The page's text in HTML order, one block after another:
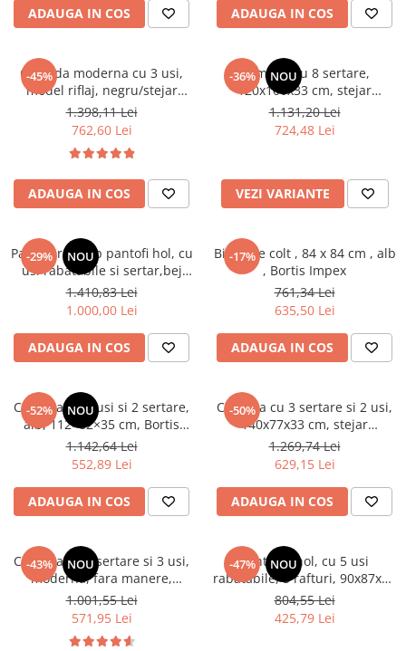
Set mobilier Living
Tabureti
Seturi dormitoare complete
pentru pat
ADAUGA IN COS ADAUGA IN COS
-45%
Comoda moderna cu 3 usi,
model riflaj, negru/stejar
artisan, 120x88x44 cm, Bortis
impex
1.398,11 Lei
762,60 Lei
ADAUGA IN COS
-36% NOU
Comoda cu 8 sertare,
120x100x33 cm, stejar
sonoma/alb, pentru hol,
living, dormitor, birou, Bortis
Impex
1.131,20 Lei
724,48 Lei
VEZI VARIANTE
-29% NOU
Pantofar/dulap pantofi hol, cu
usi rabatabile si sertar,bej
crem casmir, pal+mdf casmir ,
98x 55x34 cm, usa mdf cu
model riflaj, picioare negre,
butoni auriu, Bortis
1.410,83 Lei
1.000,00 Lei
ADAUGA IN COS
-17%
Birou pe colt , 84 x 84 cm , alb
, Bortis Impex
761,34 Lei
635,50 Lei
ADAUGA IN COS
-52% NOU
Comoda cu 3 usi si 2 sertare,
alb, 112×82×35 cm, Bortis
Impex
1.142,64 Lei
552,89 Lei
ADAUGA IN COS
-50%
Comoda cu 3 sertare si 2 usi,
140x77x33 cm, stejar
sonoma/alb, Bortis impex
1.269,74 Lei
629,15 Lei
ADAUGA IN COS
-43% NOU
Comoda cu 3 sertare si 3 usi,
moderna, fara manere,
120x85x33 cm, stejar sonoma,
pentru living, dormitor, hol,
Bortis Impex
1.001,55 Lei
571,95 Lei
-47% NOU
Pantofar hol, cu 5 usi
rabatabile, 5 rafturi, 90x87x33
cm, stejar sonoma
804,55 Lei
425,79 Lei